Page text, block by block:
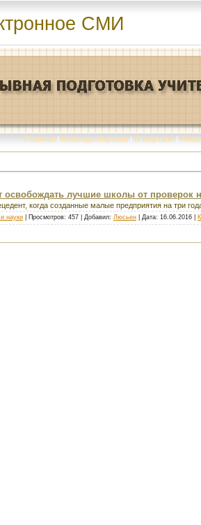
СМИ
Главная | Команда портала | О портале |
освобождать лучшие школы от проверок
когда созданные малые предприятия на три
науки | Просмотров: 457 | Добавил: Люсьен | Дата: 16.06.2016